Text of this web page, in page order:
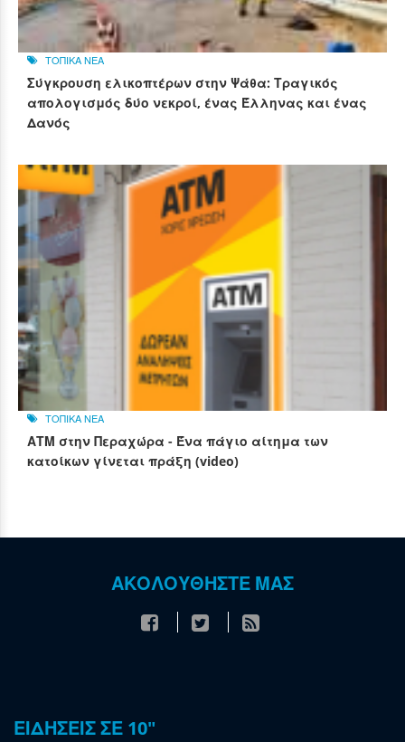
ΤΟΠΙΚΑ ΝΕΑ
Σύγκρουση ελικοπτέρων στην Ψάθα: Τραγικός
απολογισμός δύο νεκροί, ένας Έλληνας και ένας
Δανός
ΤΟΠΙΚΑ ΝΕΑ
ΑΤΜ στην Περαχώρα - Ένα πάγιο αίτημα των
κατοίκων γίνεται πράξη (video)
ΑΚΟΛΟΥΘΗΣΤΕ ΜΑΣ
ΕΙΔΗΣΕΙΣ ΣΕ 10"